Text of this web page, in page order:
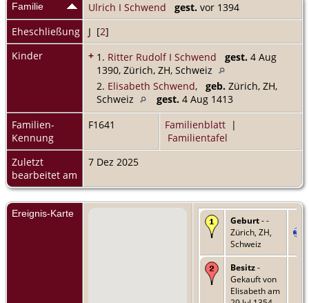
Familie Ulrich I Schwend gest. vor 1394
Eheschließung
J [2]
Kinder
+ 1. Ritter Rudolf I Schwend gest. 4 Aug
1390, Zürich, ZH, Schweiz
2. Elisabeth Schwend, geb. Zürich, ZH,
Schweiz
gest. 4 Aug 1413
Familien-
Kennung
F1641 Familienblatt |
Familientafel
Zuletzt
bearbeitet am
7 Dez 2025
Ereignis-Karte
Geburt- -
Zürich, ZH,
Schweiz
Besitz-
Gekauft von
Elisabeth am